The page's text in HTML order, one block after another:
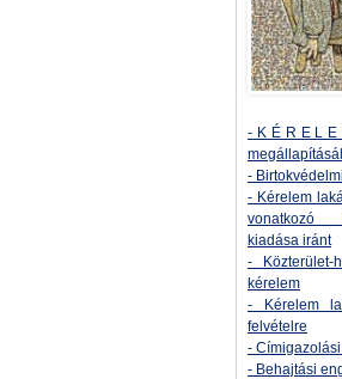
- K É R E L E
-
- Kérelem
vonatkozó
kiadása iránt
- Közterület-
kérelem
- Kérelem
felvételre
-
- Behajtási